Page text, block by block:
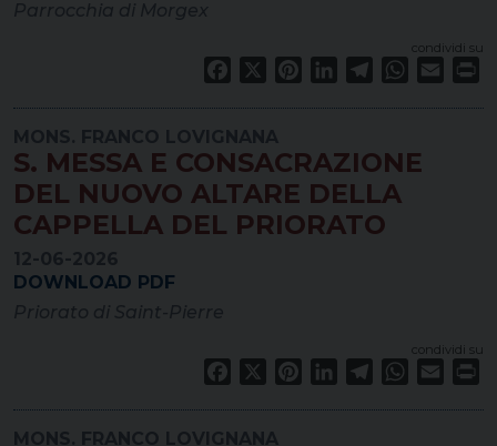
condividi su
Facebook PinterestLinkedInTelegramWhatsApp
Email
S. MESSA E CONSACRAZIONE
DEL NUOVO ALTARE DELLA
CAPPELLA DEL PRIORATO
DOWNLOAD PDF
condividi su
Facebook PinterestLinkedInTelegramWhatsApp
Email